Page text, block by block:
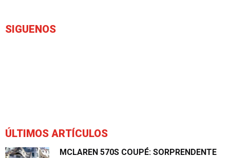
SIGUENOS
ÚLTIMOS ARTÍCULOS
MCLAREN 570S COUPÉ: SORPRENDENTE